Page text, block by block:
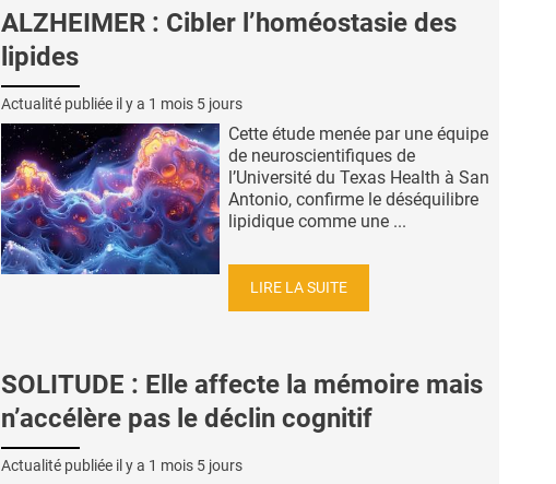
ALZHEIMER : Cibler l’homéostasie des
lipides
Actualité publiée il y a 1 mois 5 jours
Cette étude menée par une équipe
de neuroscientifiques de
l’Université du Texas Health à San
Antonio, confirme le déséquilibre
lipidique comme une ...
LIRE LA SUITE
SOLITUDE : Elle affecte la mémoire mais
n’accélère pas le déclin cognitif
Actualité publiée il y a 1 mois 5 jours